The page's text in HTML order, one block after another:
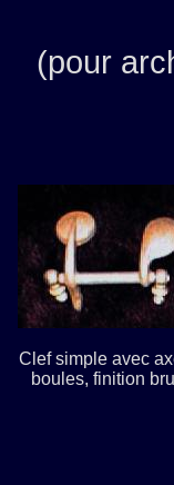
(pour
Clef simple avec
boules, finition